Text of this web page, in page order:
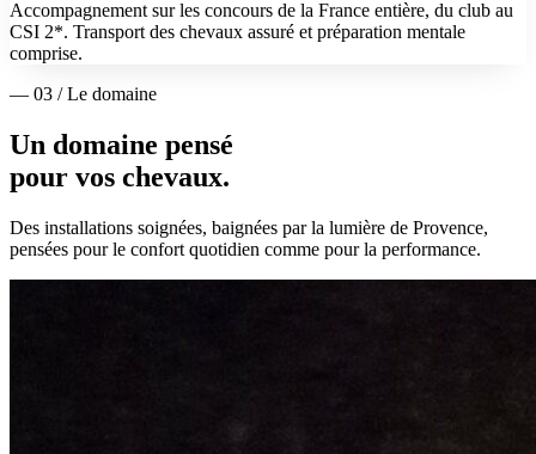
Accompagnement sur les concours de la France entière, du club au
CSI 2*. Transport des chevaux assuré et préparation mentale
comprise.
— 03 / Le domaine
Un domaine pensé
pour vos chevaux.
Des installations soignées, baignées par la lumière de Provence,
pensées pour le confort quotidien comme pour la performance.